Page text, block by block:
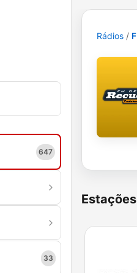
647
33
Rádios